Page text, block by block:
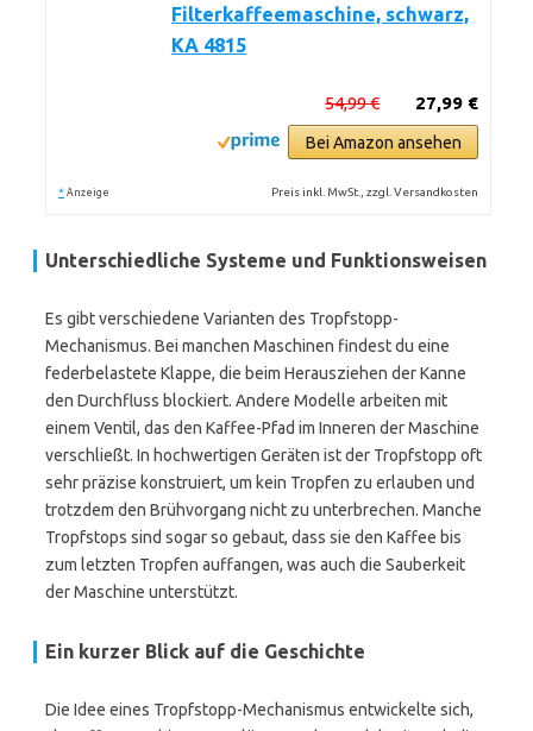
Filterkaffeemaschine, schwarz,
KA 4815
27,99 €
54,99 €
Bei Amazon ansehen
* Anzeige Preis inkl. MwSt., zzgl. Versandkosten
Unterschiedliche Systeme und Funktionsweisen
Es gibt verschiedene Varianten des Tropfstopp-
Mechanismus. Bei manchen Maschinen findest du eine
federbelastete Klappe, die beim Herausziehen der Kanne
den Durchfluss blockiert. Andere Modelle arbeiten mit
einem Ventil, das den Kaffee-Pfad im Inneren der Maschine
verschließt. In hochwertigen Geräten ist der Tropfstopp oft
sehr präzise konstruiert, um kein Tropfen zu erlauben und
trotzdem den Brühvorgang nicht zu unterbrechen. Manche
Tropfstops sind sogar so gebaut, dass sie den Kaffee bis
zum letzten Tropfen auffangen, was auch die Sauberkeit
der Maschine unterstützt.
Ein kurzer Blick auf die Geschichte
Die Idee eines Tropfstopp-Mechanismus entwickelte sich,